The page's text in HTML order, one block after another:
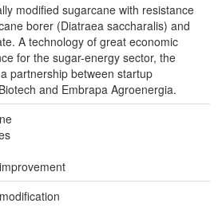
modified sugarcane with resistance
borer (Diatraea saccharalis) and
A technology of great economic
for the sugar-energy sector, the
partnership between startup
and Embrapa Agroenergia.